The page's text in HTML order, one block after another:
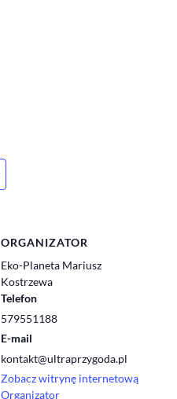
ORGANIZATOR
Eko-Planeta Mariusz
Kostrzewa
Telefon
579551188
E-mail
kontakt@ultraprzygoda.pl
Zobacz witrynę internetową
Organizator